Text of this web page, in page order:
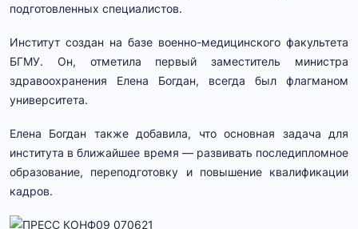
подготовленных специалистов.
Институт создан на базе военно-медицинского факультета
БГМУ. Он, отметила первый заместитель министра
здравоохранения Елена Богдан, всегда был флагманом
университета.
Елена Богдан также добавила, что основная задача для
института в ближайшее время — развивать последипломное
образование, переподготовку и повышение квалификации
кадров.